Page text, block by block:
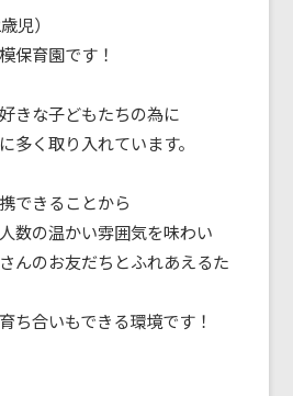
児）
保育園です！
きな子どもたちの為に
多く取り入れています。
できることから
数の温かい雰囲気を味わい
んのお友だちとふれあえるた
ち合いもできる環境です！